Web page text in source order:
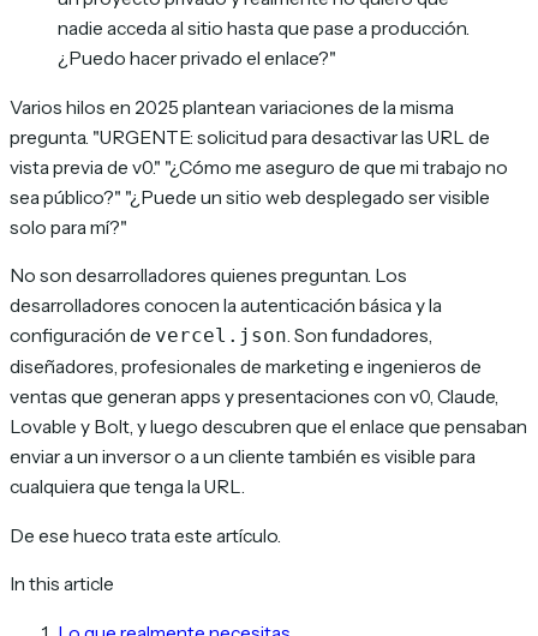
nadie acceda al sitio hasta que pase a producción.
¿Puedo hacer privado el enlace?"
Varios hilos en 2025 plantean variaciones de la misma
pregunta. "URGENTE: solicitud para desactivar las URL de
vista previa de v0." "¿Cómo me aseguro de que mi trabajo no
sea público?" "¿Puede un sitio web desplegado ser visible
solo para mí?"
No son desarrolladores quienes preguntan. Los
desarrolladores conocen la autenticación básica y la
configuración de vercel.json. Son fundadores,
diseñadores, profesionales de marketing e ingenieros de
ventas que generan apps y presentaciones con v0, Claude,
Lovable y Bolt, y luego descubren que el enlace que pensaban
enviar a un inversor o a un cliente también es visible para
cualquiera que tenga la URL.
De ese hueco trata este artículo.
In this article